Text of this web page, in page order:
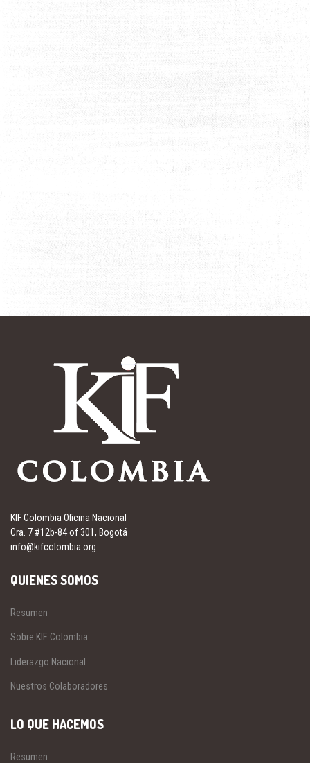
KIF Colombia Oficina Nacional
Cra. 7 #12b-84 of 301, Bogotá
info@kifcolombia.org
QUIENES SOMOS
Resumen
Sobre KIF Colombia
Liderazgo Nacional
Nuestros Colaboradores
LO QUE HACEMOS
Resumen